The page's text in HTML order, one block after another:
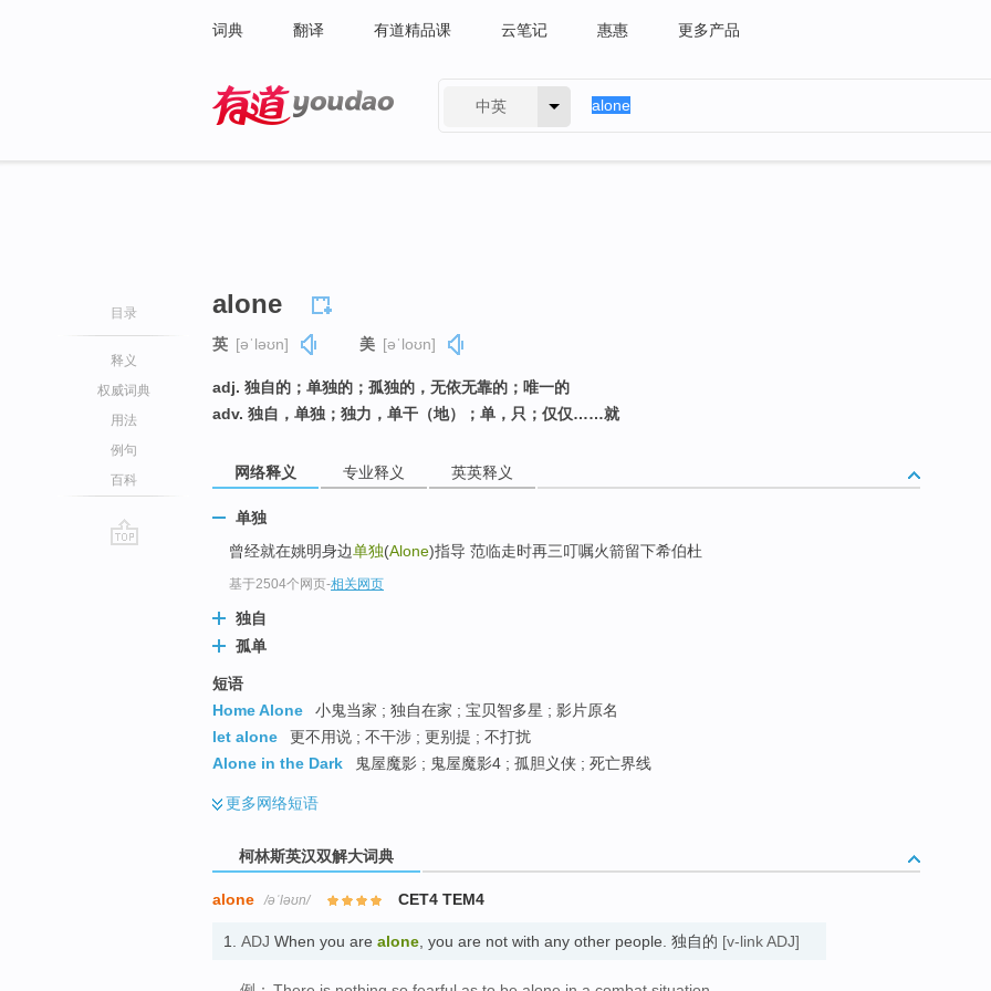
词典 翻译 有道精品课 云笔记 惠惠 更多产品
中英
目录
释义
权威词典
用法
例句
百科
alone
英 [əˈləʊn] 美 [əˈloʊn]
adj. 独自的；单独的；孤独的，无依无靠的；唯一的
adv. 独自，单独；独力，单干（地）；单，只；仅仅……就
网络释义 专业释义 英英释义
单独
曾经就在姚明身边单独(Alone)指导 范临走时再三叮嘱火箭留下希伯杜
基于2504个网页-相关网页
独自
孤单
短语
Home Alone
小鬼当家 ; 独自在家 ; 宝贝智多星 ; 影片原名
let alone
更不用说 ; 不干涉 ; 更别提 ; 不打扰
Alone in the Dark
鬼屋魔影 ; 鬼屋魔影4 ; 孤胆义侠 ; 死亡界线
更多网络短语
柯林斯英汉双解大词典
alone /əˈləʊn/ CET4 TEM4
1. ADJ When you are alone, you are not with any other people. 独自的 [v-link ADJ]